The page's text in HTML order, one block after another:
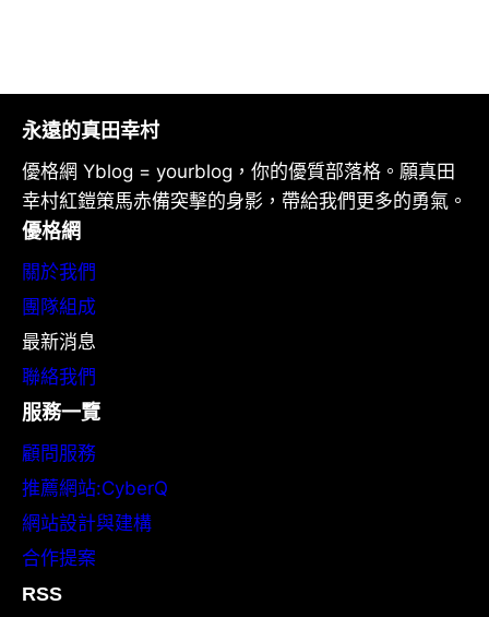
永遠的真田幸村
優格網 Yblog = yourblog，你的優質部落格。願真田
幸村紅鎧策馬赤備突擊的身影，帶給我們更多的勇氣。
優格網
關於我們
團隊組成
最新消息
聯絡我們
服務一覽
顧問服務
推薦網站:CyberQ
網站設計與建構
合作提案
RSS